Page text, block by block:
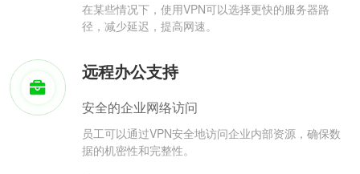
在某些情况下，使用VPN可以选择更快的服务器路
径，减少延迟，提高网速。
远程办公支持
安全的企业网络访问
员工可以通过VPN安全地访问企业内部资源，确保数
据的机密性和完整性。